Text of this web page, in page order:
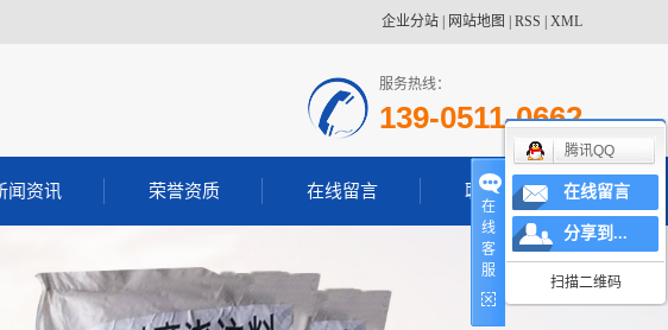
企业分站 网站地图 RSS XML
服务热线：
139-0511-0662
闻资讯
行业动态
荣誉资质 在线留言 联系我们
在
线
客
服
腾讯QQ
在线留言
分享到...
扫描二维码